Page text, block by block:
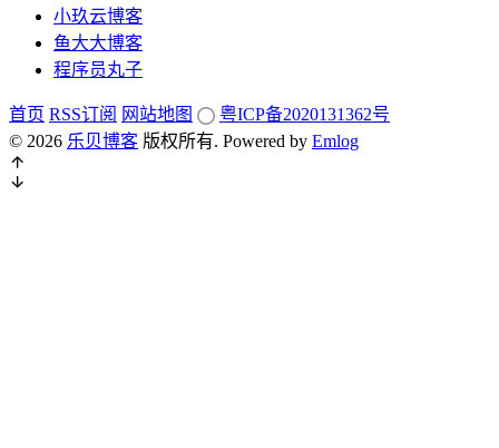
小玖云博客
鱼大大博客
程序员丸子
首页 RSS订阅 网站地图
粤ICP备2020131362号
© 2026 乐贝博客 版权所有. Powered by Emlog